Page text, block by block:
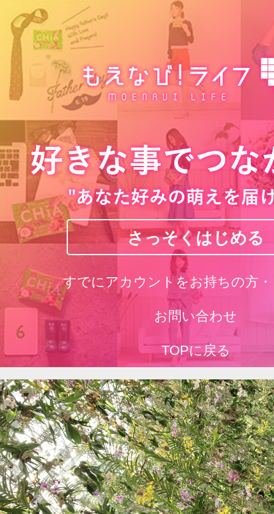
さっそくはじめる
すでにアカウントをお持ちの方
お問い合わせ
TOPに戻る